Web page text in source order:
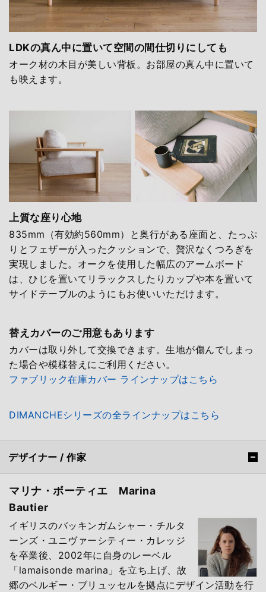
LDKの真ん中に置いて空間の間仕切りにしても
オーク材の木目が美しい背板。お部屋の真ん中に置いて
も映えます。
上質な座り心地
835mm（有効約560mm）と奥行がある座面と、たっぷ
りとフェザーが入ったクッションで、贅沢なくつろぎを
実現しました。オークを使用した幅広のアームボード
は、ひじを置いてリラックスしたりカップや本を置いて
サイドテーブルのようにもお使いいただけます。
替えカバーのご用意もあります
カバーは取り外して交換できます。生地が傷んでしまっ
た場合や模様替えにご利用ください。
ファブリック在庫カバー ラインナップはこちら
DIMANCHEシリーズの全ラインナップはこちら
デザイナー / 作家
マリナ・ボーティエ Marina
Bautier
イギリスのバッキンガムシャー・チルタ
ーンズ・ユニヴァーシティー・カレッジ
を卒業後、2002年に自身のレーベル
「lamaisonde marina」を立ち上げ、故
郷のベルギー・ブリュッセルを拠点にデザイン活動を行